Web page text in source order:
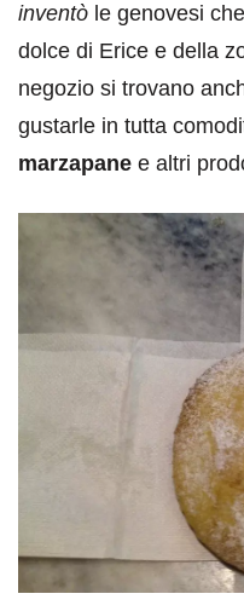
inventò le genovesi
dolce di Erice e della
negozio si trovano
gustarle in tutta
marzapane e altri